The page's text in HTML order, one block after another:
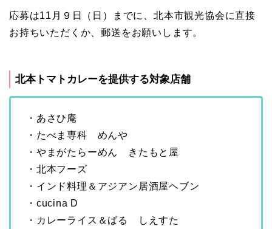
応募は11月９日（日）までに、北本市観光協会に直接
お持ちいただくか、郵送をお願いします。
北本トマトカレーを提供する対象店舗
・あさひ庵
・たべま専科 めんや
・やまがたらーめん きたもと屋
・北本フーズ
・インド料理＆アジアン居酒屋ヘブン
・cucina D
・カレーライス＆ばる しえすた